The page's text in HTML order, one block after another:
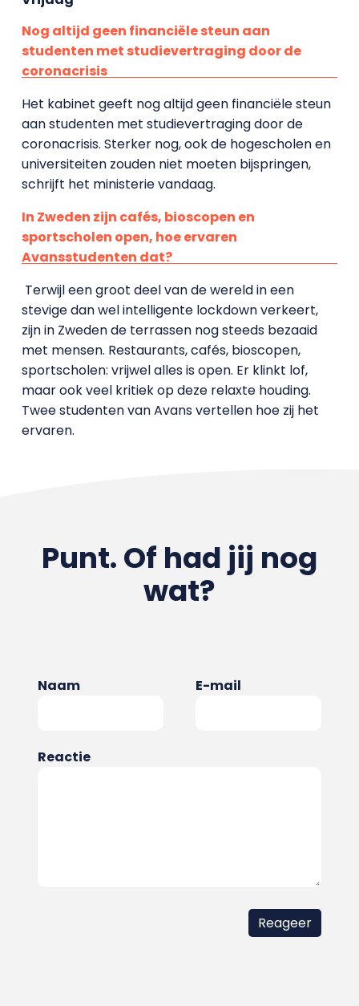
Nog altijd geen financiële steun aan
studenten met studievertraging door de
coronacrisis
Het kabinet geeft nog altijd geen financiële steun
aan studenten met studievertraging door de
coronacrisis. Sterker nog, ook de hogescholen en
universiteiten zouden niet moeten bijspringen,
schrijft het ministerie vandaag.
In Zweden zijn cafés, bioscopen en
sportscholen open, hoe ervaren
Avansstudenten dat?
Terwijl een groot deel van de wereld in een
stevige dan wel intelligente lockdown verkeert,
zijn in Zweden de terrassen nog steeds bezaaid
met mensen. Restaurants, cafés, bioscopen,
sportscholen: vrijwel alles is open. Er klinkt lof,
maar ook veel kritiek op deze relaxte houding.
Twee studenten van Avans vertellen hoe zij het
ervaren.
Punt. Of had jij nog
wat?
Naam E-mail
Reactie